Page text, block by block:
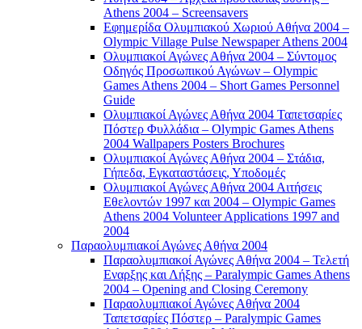
Athens 2004 – Screensavers
Εφημερίδα Ολυμπιακού Χωριού Αθήνα 2004 –
Olympic Village Pulse Newspaper Athens 2004
Ολυμπιακοί Αγώνες Αθήνα 2004 – Σύντομος
Οδηγός Προσωπικού Αγώνων – Olympic
Games Athens 2004 – Short Games Personnel
Guide
Ολυμπιακοί Αγώνες Αθήνα 2004 Ταπετσαρίες
Πόστερ Φυλλάδια – Olympic Games Athens
2004 Wallpapers Posters Brochures
Ολυμπιακοί Αγώνες Αθήνα 2004 – Στάδια,
Γήπεδα, Εγκαταστάσεις, Υποδομές
Ολυμπιακοί Αγώνες Αθήνα 2004 Αιτήσεις
Εθελοντών 1997 και 2004 – Olympic Games
Athens 2004 Volunteer Applications 1997 and
2004
Παραολυμπιακοί Αγώνες Αθήνα 2004
Παραολυμπιακοί Αγώνες Αθήνα 2004 – Τελετή
Εναρξης και Λήξης – Paralympic Games Athens
2004 – Opening and Closing Ceremony
Παραολυμπιακοί Αγώνες Αθήνα 2004
Ταπετσαρίες Πόστερ – Paralympic Games